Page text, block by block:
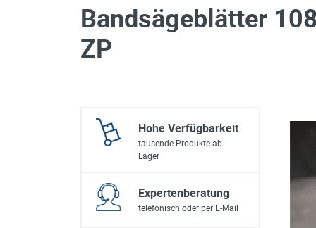
Trennen
Bohren
Schleifen
Gewerkeshops
sonstiges/Zubehör
Bandsägeblätter
ZP
Hohe Verfügbarkeit
tausende Produkte ab
Lager
Expertenberatung
telefonisch oder per E-Mail